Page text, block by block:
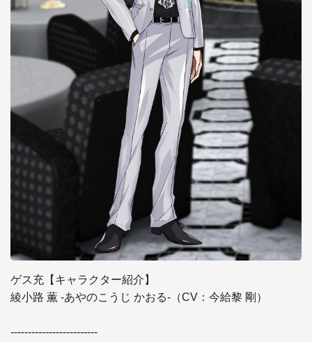
ゲス充【キャラクター紹介】
綾小路 薫 -あやのこうじ かおる-（CV：今給黎 剛）
-------------------------